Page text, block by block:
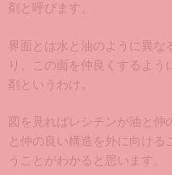
剤と呼びます。
界面とは水と油のように異な
り、この面を仲良くするよう
剤というわけ。
図を見ればレシチンが油と
と仲の良い構造を外に向け
うことがわかると思います。